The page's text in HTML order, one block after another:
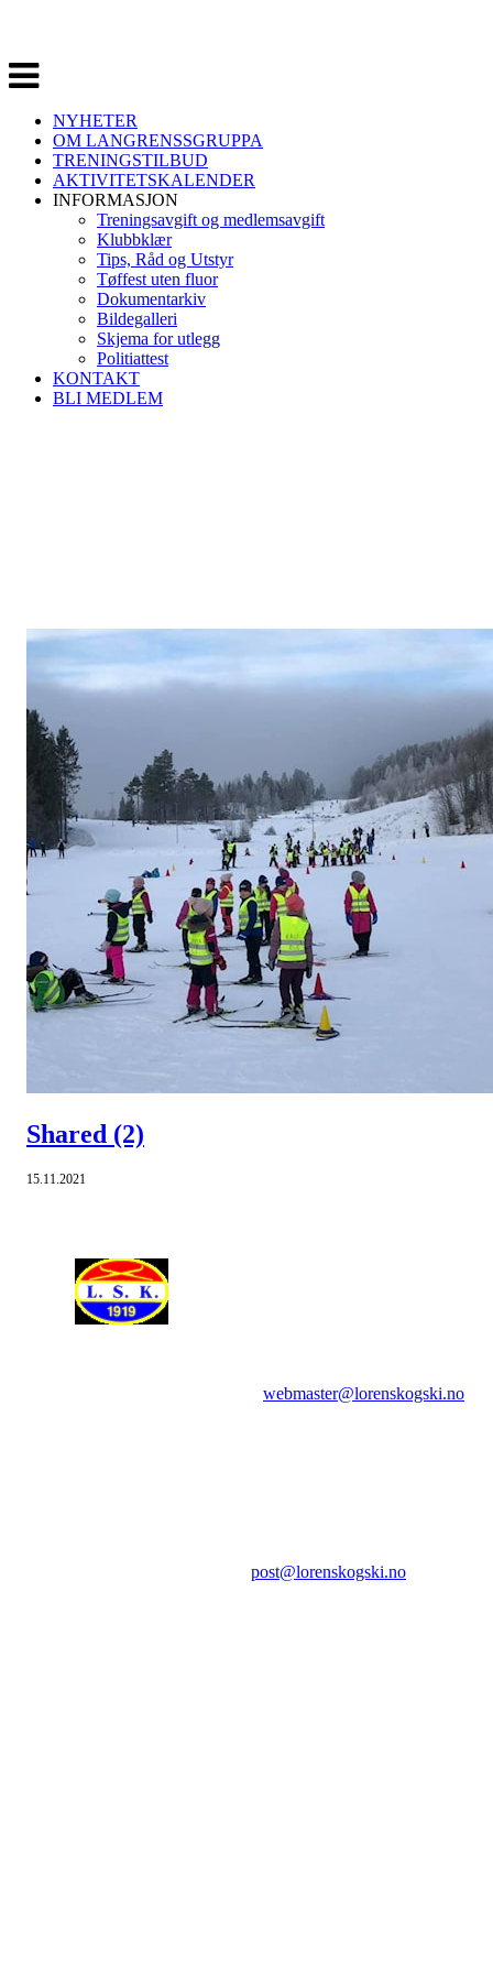
Veksle
navigasjon
NYHETER
OM LANGRENSSGRUPPA
TRENINGSTILBUD
AKTIVITETSKALENDER
INFORMASJON
Treningsavgift og medlemsavgift
Klubbklær
Tips, Råd og Utstyr
Tøffest uten fluor
Dokumentarkiv
Bildegalleri
Skjema for utlegg
Politiattest
KONTAKT
BLI MEDLEM
Shared (2)
15.11.2021
webmaster@lorenskogski.no
post@lorenskogski.no